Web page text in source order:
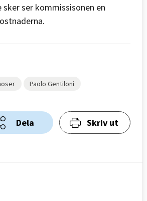
sker ser kommissisonen en
Paolo Gentiloni
Dela Skriv ut